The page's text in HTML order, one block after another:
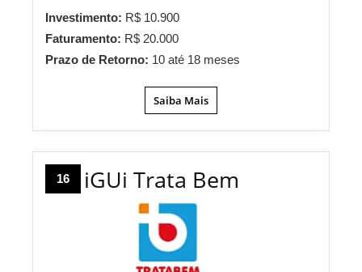
Investimento: R$ 10.900
Faturamento: R$ 20.000
Prazo de Retorno: 10 até 18 meses
Saiba Mais
16 iGUi Trata Bem